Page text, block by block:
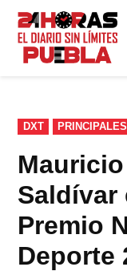
Saltar
contenido
PUBLICADO
EN
DXT PRINCIPALES
Saldívar
Premio
Deporte